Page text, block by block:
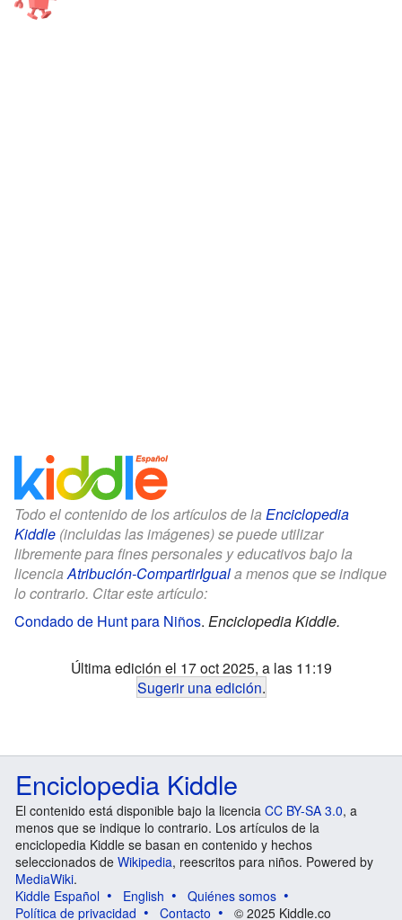
Todo el contenido de los artículos de la Enciclopedia
Kiddle (incluidas las imágenes) se puede utilizar
libremente para fines personales y educativos bajo la
licenciaAtribución-CompartirIguala menos que se indique
lo contrario. Citar este artículo:
Condado de Hunt para Niños. Enciclopedia Kiddle.
Última edición el 17 oct 2025, a las 11:19
Sugerir una edición.
Enciclopedia Kiddle
El contenido está disponible bajo la licencia CC BY-SA 3.0, a
menos que se indique lo contrario. Los artículos de la
enciclopedia Kiddle se basan en contenido y hechos
seleccionados de Wikipedia, reescritos para niños. Powered by
MediaWiki.
Kiddle Español
English
Quiénes somos
Política de privacidad
Contacto © 2025 Kiddle.co